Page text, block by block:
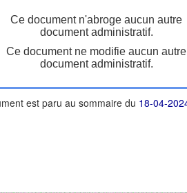
Ce document n'abroge aucun autre
document administratif.
Ce document ne modifie aucun autre
document administratif.
est paru au sommaire du 18-04-